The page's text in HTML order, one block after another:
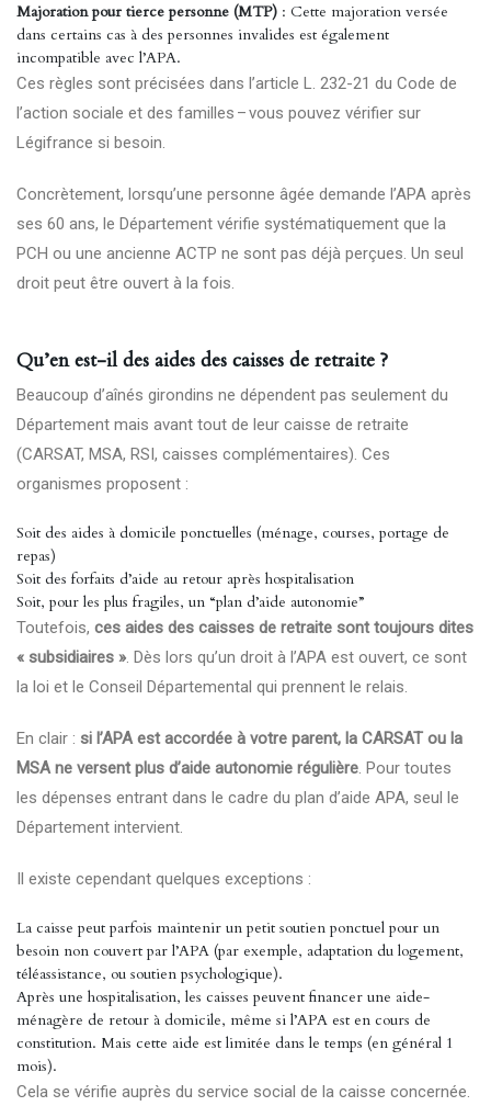
Majoration pour tierce personne (MTP) : Cette majoration versée
dans certains cas à des personnes invalides est également
incompatible avec l’APA.
Ces règles sont précisées dans l’article L. 232-21 du Code de
l’action sociale et des familles – vous pouvez vérifier sur
Légifrance si besoin.
Concrètement, lorsqu’une personne âgée demande l’APA après
ses 60 ans, le Département vérifie systématiquement que la
PCH ou une ancienne ACTP ne sont pas déjà perçues. Un seul
droit peut être ouvert à la fois.
Qu’en est-il des aides des caisses de retraite ?
Beaucoup d’aînés girondins ne dépendent pas seulement du
Département mais avant tout de leur caisse de retraite
(CARSAT, MSA, RSI, caisses complémentaires). Ces
organismes proposent :
Soit des aides à domicile ponctuelles (ménage, courses, portage de
repas)
Soit des forfaits d’aide au retour après hospitalisation
Soit, pour les plus fragiles, un “plan d’aide autonomie”
Toutefois, ces aides des caisses de retraite sont toujours dites
« subsidiaires ». Dès lors qu’un droit à l’APA est ouvert, ce sont
la loi et le Conseil Départemental qui prennent le relais.
En clair : si l’APA est accordée à votre parent, la CARSAT ou la
MSA ne versent plus d’aide autonomie régulière. Pour toutes
les dépenses entrant dans le cadre du plan d’aide APA, seul le
Département intervient.
Il existe cependant quelques exceptions :
La caisse peut parfois maintenir un petit soutien ponctuel pour un
besoin non couvert par l’APA (par exemple, adaptation du logement,
téléassistance, ou soutien psychologique).
Après une hospitalisation, les caisses peuvent financer une aide-
ménagère de retour à domicile, même si l’APA est en cours de
constitution. Mais cette aide est limitée dans le temps (en général 1
mois).
Cela se vérifie auprès du service social de la caisse concernée.